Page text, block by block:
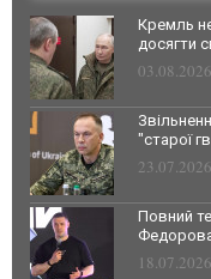
Кремль
досягти
"старої
Повний